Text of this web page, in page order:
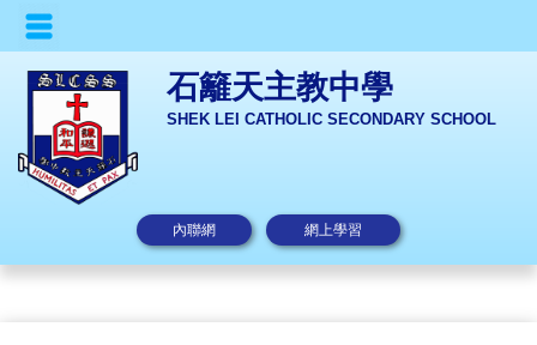
石籬天主教中學
SHEK LEI CATHOLIC SECONDARY SCHOOL
內聯網 網上學習